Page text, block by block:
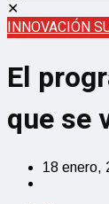
✕
INNOVACIÓN
El
que se
18 enero,